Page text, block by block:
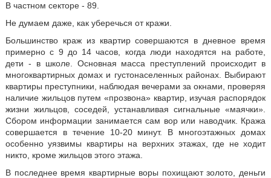
В частном секторе - 89.
Не думаем даже, как уберечься от кражи.
Большинство краж из квартир совершаются в дневное время
примерно с 9 до 14 часов, когда люди находятся на работе,
дети - в школе. Основная масса преступлений происходит в
многоквартирных домах и густонаселенных районах. Выбирают
квартиры преступники, наблюдая вечерами за окнами, проверяя
наличие жильцов путем «прозвона» квартир, изучая распорядок
жизни жильцов, соседей, устанавливая сигнальные «маячки».
Сбором информации занимается сам вор или наводчик. Кража
совершается в течение 10-20 минут. В многоэтажных домах
особенно уязвимы квартиры на верхних этажах, где не ходит
никто, кроме жильцов этого этажа.
В последнее время квартирные воры похищают золото, деньги